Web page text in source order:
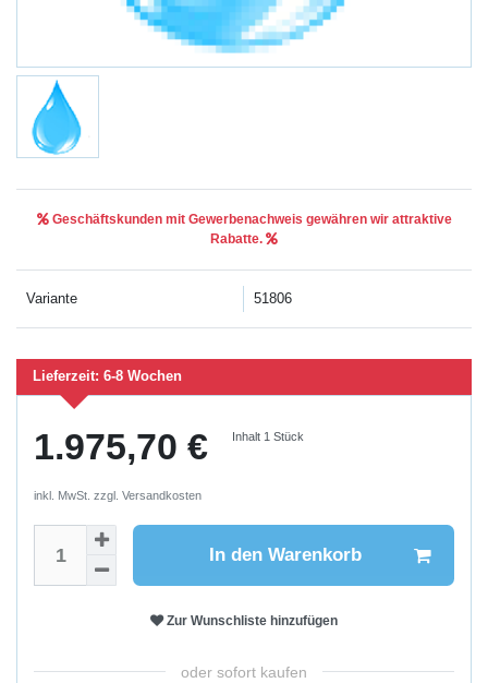
Geschäftskunden mit Gewerbenachweis gewähren wir attraktive
Rabatte.
Variante 51806
Lieferzeit: 6-8 Wochen
1.975,70 € Inhalt 1Stück
inkl. MwSt. zzgl. Versandkosten
In den Warenkorb
Zur Wunschliste hinzufügen
oder sofort kaufen